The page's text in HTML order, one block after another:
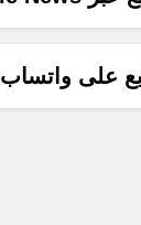
على واتساب